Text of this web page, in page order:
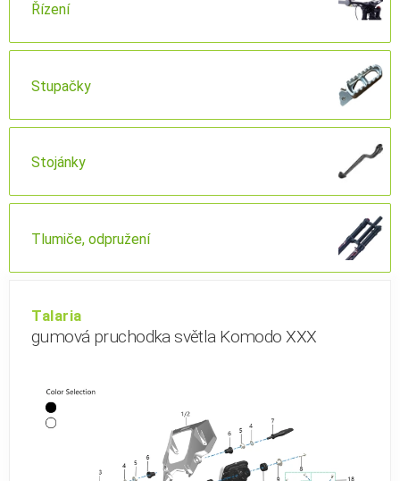
Řízení
Stupačky
Stojánky
Tlumiče, odpružení
Talaria
gumová pruchodka světla Komodo XXX